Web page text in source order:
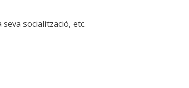
socialització, etc.